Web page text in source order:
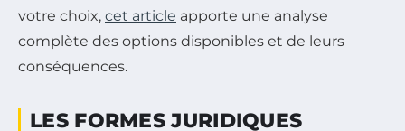
votre choix, cet article apporte une analyse
complète des options disponibles et de leurs
conséquences.
LES FORMES JURIDIQUES